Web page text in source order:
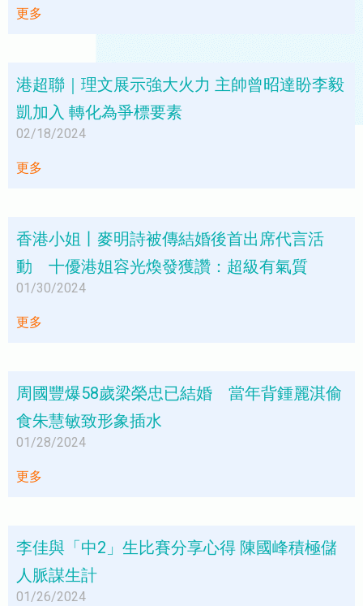
更多
港超聯｜理文展示強大火力 主帥曾昭達盼李毅
凱加入 轉化為爭標要素
02/18/2024
更多
香港小姐丨麥明詩被傳結婚後首出席代言活
動 十優港姐容光煥發獲讚：超級有氣質
01/30/2024
更多
周國豐爆58歲梁榮忠已結婚 當年背鍾麗淇偷
食朱慧敏致形象插水
01/28/2024
更多
李佳與「中2」生比賽分享心得 陳國峰積極儲
人脈謀生計
01/26/2024